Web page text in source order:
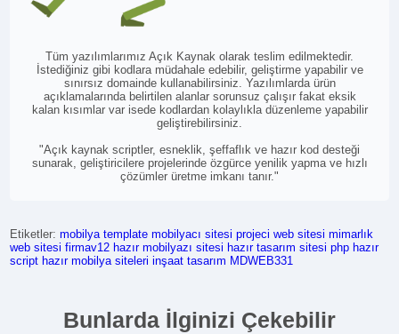
Tüm yazılımlarımız Açık Kaynak olarak teslim edilmektedir.
İstediğiniz gibi kodlara müdahale edebilir, geliştirme yapabilir ve
sınırsız domainde kullanabilirsiniz. Yazılımlarda ürün
açıklamalarında belirtilen alanlar sorunsuz çalışır fakat eksik
kalan kısımlar var isede kodlardan kolaylıkla düzenleme yapabilir
geliştirebilirsiniz.
"Açık kaynak scriptler, esneklik, şeffaflık ve hazır kod desteği
sunarak, geliştiricilere projelerinde özgürce yenilik yapma ve hızlı
çözümler üretme imkanı tanır."
Etiketler:mobilya template mobilyacı sitesi projeci web sitesi mimarlık
web sitesi firmav12 hazır mobilyazı sitesi hazır tasarım sitesi php hazır
script hazır mobilya siteleri inşaat tasarım MDWEB331
Bunlarda İlginizi Çekebilir